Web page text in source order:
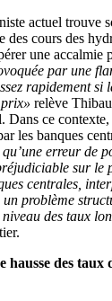
actuel trouve
des cours des
une accalmie
par une
rapidement si
relève
Dans ce
les banques
qu’une erreur de
sur le
centrales,
problème
des taux
hausse des taux